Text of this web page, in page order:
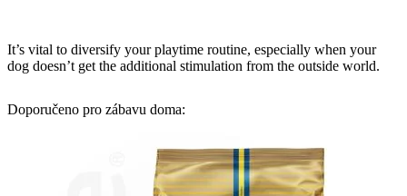
It’s vital to diversify your playtime routine, especially when your
dog doesn’t get the additional stimulation from the outside world.
Doporučeno pro zábavu doma: